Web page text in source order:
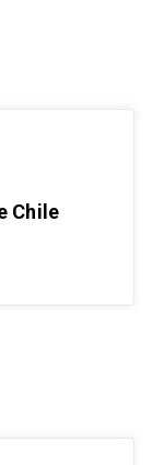
Chile